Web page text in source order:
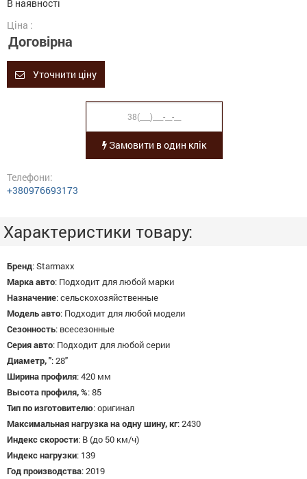
В наявності
Ціна :
Договірна
Уточнити ціну
Замовити в один клік
Телефони:
+380976693173
Характеристики товару:
Бренд:Starmaxx
Марка авто: Подходит для любой марки
Назначение:сельскохозяйственные
Модель авто: Подходит для любой модели
Сезонность: всесезонные
Серия авто: Подходит для любой серии
Диаметр, ":28"
Ширина профиля:420 мм
Высота профиля, %:85
Тип по изготовителю:оригинал
Максимальная нагрузка на одну шину, кг:2430
Индекс скорости: B (до 50 км/ч)
Индекс нагрузки: 139
Год производства:2019